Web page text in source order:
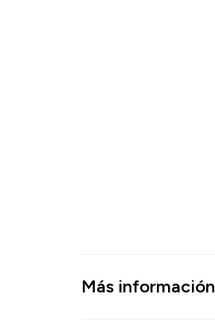
Más información